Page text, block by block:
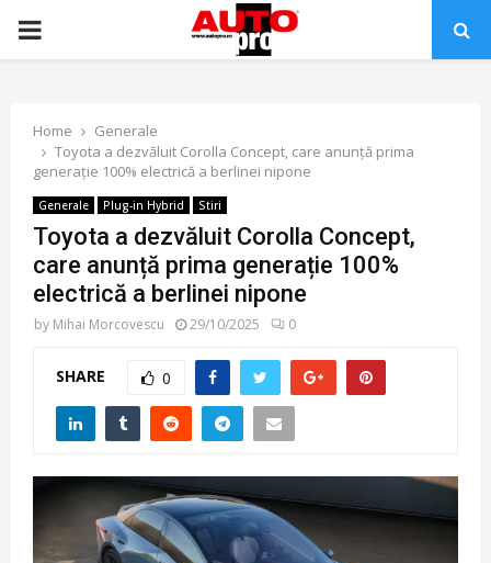
PRIMARY
Home
Generale
Toyota a dezvăluit Corolla Concept, care anunță prima
generație 100% electrică a berlinei nipone
Generale Plug-in Hybrid Stiri
Toyota a dezvăluit Corolla Concept,
care anunță prima generație 100%
electrică a berlinei nipone
by Mihai Morcovescu 29/10/2025 0
SHARE 0